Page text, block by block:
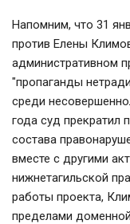
Напомним, что 31
против Елены
административном
"пропаганды
среди
года суд прекратил
состава
вместе с другими
нижнетагильской
работы проекта,
пределами